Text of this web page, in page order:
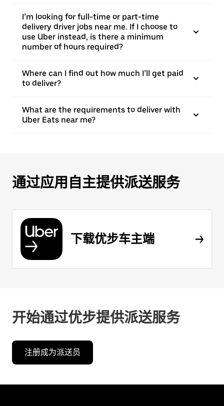
I’m looking for full-time or part-time
delivery driver jobs near me. If I choose to
use Uber instead, is there a minimum
number of hours required?
Where can I find out how much I’ll get paid
to deliver?
What are the requirements to deliver with
Uber Eats near me?
通过应用自主提供派送服务
下载优步车主端
开始通过优步提供派送服务
注册成为派送员